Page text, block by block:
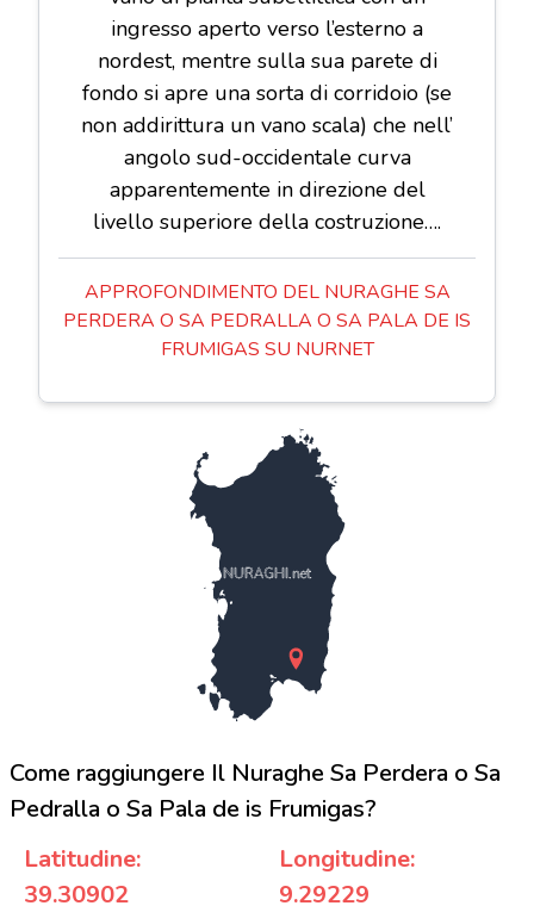
ingresso aperto verso l’esterno a
nordest, mentre sulla sua parete di
fondo si apre una sorta di corridoio (se
non addirittura un vano scala) che nell’
angolo sud-occidentale curva
apparentemente in direzione del
livello superiore della costruzione….
APPROFONDIMENTO DEL NURAGHE SA
PERDERA O SA PEDRALLA O SA PALA DE IS
FRUMIGAS SU NURNET
NURAGHI.net
Come raggiungere Il Nuraghe Sa Perdera o Sa
Pedralla o Sa Pala de is Frumigas?
Latitudine:
39.30902
Longitudine:
9.29229